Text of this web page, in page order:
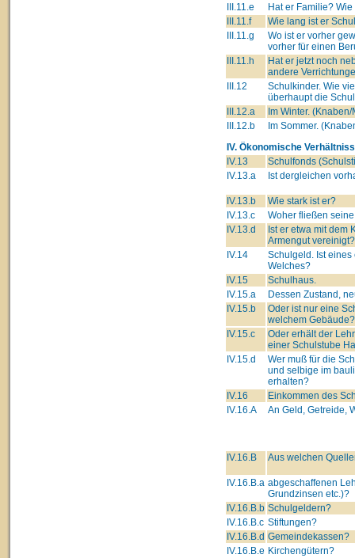
III.11.e
Hat er Familie?
III.11.f
Wie lang ist er
III.11.g
Wo ist er vorher
vorher für einen
III.11.h
Hat er jetzt noch
andere
III.12
Schulkinder. Wie
überhaupt die
III.12.a
Im Winter.
III.12.b
Im Sommer.
IV. Ökonomische
IV.13
Schulfonds
IV.13.a
Ist dergleichen
IV.13.b
Wie stark ist er?
IV.13.c
Woher fließen
IV.13.d
Ist er etwa mit dem
Armengut vereinigt?
IV.14
Schulgeld. Ist eines
Welches?
IV.15
Schulhaus.
IV.15.a
Dessen Zustand,
IV.15.b
Oder ist nur eine
welchem Gebäude?
IV.15.c
Oder erhält der
einer Schulstube
IV.15.d
Wer muß für die
und selbige im
erhalten?
IV.16
Einkommen des
IV.16.A
An Geld, Getreide,
IV.16.B Aus welchen
IV.16.B.a abgeschaffenen
Grundzinsen etc.)?
IV.16.B.b Schulgeldern?
IV.16.B.c Stiftungen?
IV.16.B.d Gemeindekassen?
IV.16.B.e Kirchengütern?